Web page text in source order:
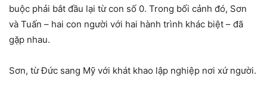
buộc phải bắt đầu lại từ con số 0. Trong bối cảnh đó, Sơn
và Tuấn – hai con người với hai hành trình khác biệt – đã
gặp nhau.
Sơn, từ Đức sang Mỹ với khát khao lập nghiệp nơi xứ người.